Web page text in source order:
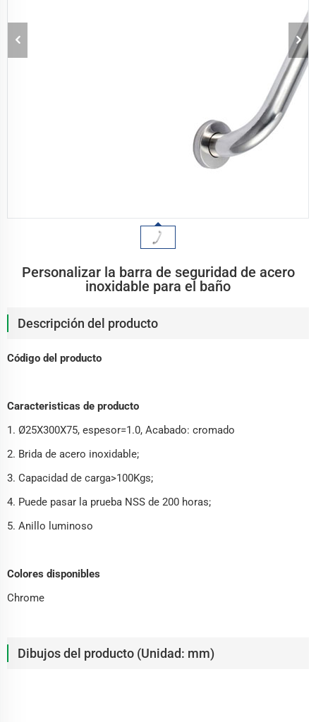
Personalizar la barra de seguridad de acero
inoxidable para el baño
Descripción del producto
Código del producto
Caracteristicas de producto
1. Ø25X300X75, espesor=1.0, Acabado: cromado
2. Brida de acero inoxidable;
3. Capacidad de carga>100Kgs;
4. Puede pasar la prueba NSS de 200 horas;
5. Anillo luminoso
Colores disponibles
Chrome
Dibujos del producto (Unidad: mm)